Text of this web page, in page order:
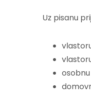
Uz pisanu